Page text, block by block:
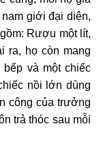
giới đại diện,
Rượu một lít,
ra, họ còn mang
và một chiếc
nồi lớn dùng
công của trưởng
trả thóc sau mỗi